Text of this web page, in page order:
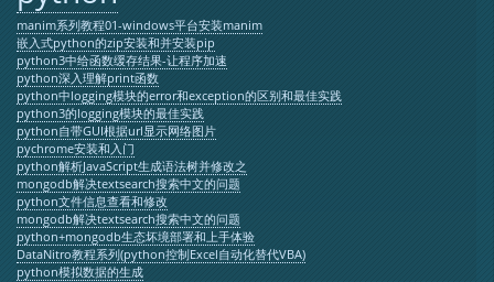
manim系列教程01-windows平台安装manim
嵌入式python的zip安装和并安装pip
python3中给函数缓存结果-让程序加速
python深入理解print函数
python中logging模块的error和exception的区别和最佳实践
python3的logging模块的最佳实践
python自带GUI根据url显示网络图片
pychrome安装和入门
python解析JavaScript生成语法树并修改之
mongodb解决textsearch搜索中文的问题
python文件信息查看和修改
mongodb解决textsearch搜索中文的问题
python+mongodb生态坏境部署和上手体验
DataNitro教程系列(python控制Excel自动化替代VBA)
python模拟数据的生成